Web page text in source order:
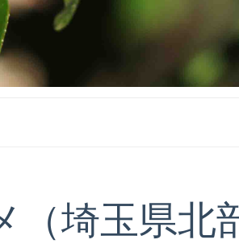
埼玉県北